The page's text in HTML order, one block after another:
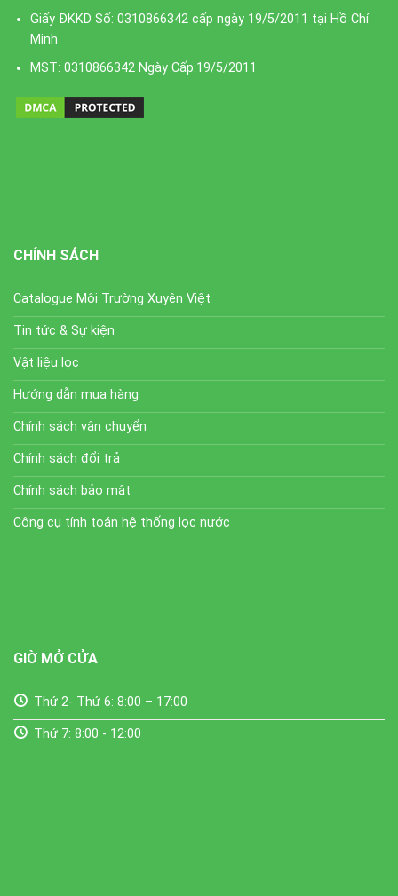
Giấy ĐKKD Số: 0310866342 cấp ngày 19/5/2011 tại Hồ Chí
Minh
MST: 0310866342 Ngày Cấp:19/5/2011
CHÍNH SÁCH
Catalogue Môi Trường Xuyên Việt
Tin tức & Sự kiện
Vật liệu lọc
Hướng dẫn mua hàng
Chính sách vận chuyển
Chính sách đổi trả
Chính sách bảo mật
Công cụ tính toán hệ thống lọc nước
GIỜ MỞ CỬA
Thứ 2- Thứ 6: 8:00 – 17:00
Thứ 7: 8:00 - 12:00